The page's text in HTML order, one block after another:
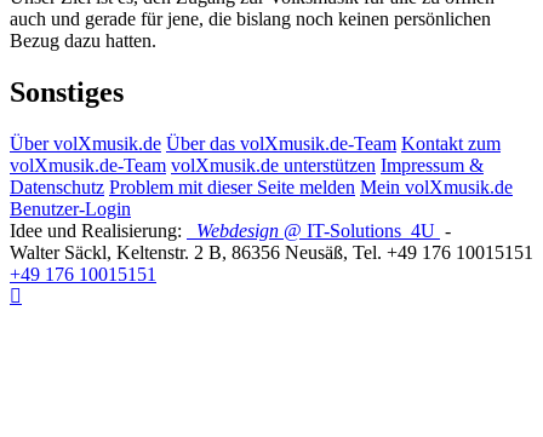
auch und gerade für jene, die bislang noch keinen persönlichen
Bezug dazu hatten.
Sonstiges
Über volXmusik.de Über das volXmusik.de-Team Kontakt zum
volXmusik.de-Team volXmusik.de unterstützen Impressum &
Datenschutz Problem mit dieser Seite melden Mein volXmusik.de
Benutzer-Login
Idee und Realisierung:
Webdesign @ IT-Solutions 4U -
Walter Säckl, Keltenstr. 2 B, 86356 Neusäß, Tel. +49 176 10015151
+49 176 10015151